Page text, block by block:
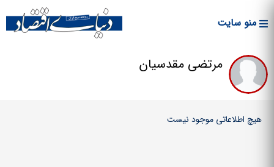
main
content
منو سایت
مرتضی مقدسیان
هیچ اطلاعاتی موجود نیست